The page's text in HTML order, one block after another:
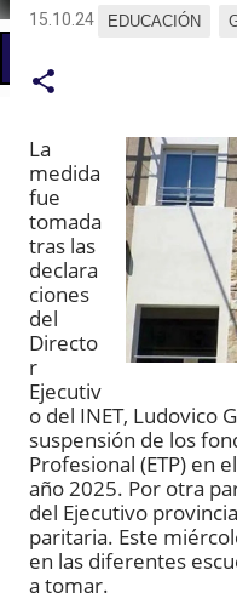
15.10.24 EDUCACIÓN
La
medida
fue
tomada
tras las
declara
ciones
del
Directo
r
Ejecutiv
o del INET, Ludovico
suspensión de los
Profesional (ETP) en
año 2025. Por otra
del Ejecutivo
paritaria. Este
en las diferentes
a tomar.